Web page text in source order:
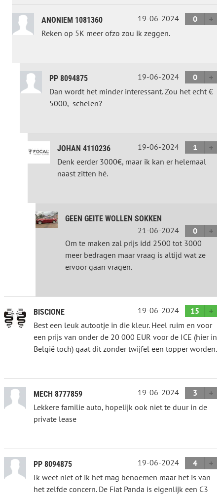
ANONIEM 1081360 19-06-2024
0
Reken op 5K meer ofzo zou ik zeggen.
PP 8094875 19-06-2024
0
Dan wordt het minder interessant. Zou het echt €
5000,- schelen?
JOHAN 4110236 19-06-2024
1
Denk eerder 3000€, maar ik kan er helemaal
naast zitten hé.
GEEN GEITE WOLLEN SOKKEN
21-06-2024
0
Om te maken zal prijs idd 2500 tot 3000
meer bedragen maar vraag is altijd wat ze
ervoor gaan vragen.
BISCIONE 19-06-2024
15
Best een leuk autootje in die kleur. Heel ruim en voor
een prijs van onder de 20 000 EUR voor de ICE (hier in
België toch) gaat dit zonder twijfel een topper worden.
MECH 8777859 19-06-2024
3
Lekkere familie auto, hopelijk ook niet te duur in de
private lease
PP 8094875 19-06-2024
4
Ik weet niet of ik het mag benoemen maar het is van
het zelfde concern. De Fiat Panda is eigenlijk een C3